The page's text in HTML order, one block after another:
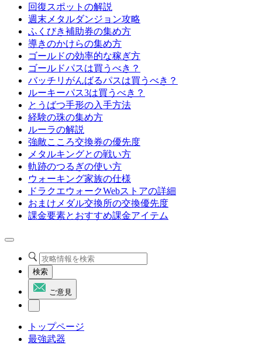
回復スポットの解説
週末メタルダンジョン攻略
ふくびき補助券の集め方
導きのかけらの集め方
ゴールドの効率的な稼ぎ方
ゴールドパスは買うべき？
バッチリがんばるパスは買うべき？
ルーキーパス3は買うべき？
とうばつ手形の入手方法
経験の珠の集め方
ルーラの解説
強敵こころ交換券の優先度
メタルキングとの戦い方
軌跡のつるぎの使い方
ウォーキング家族の仕様
ドラクエウォークWebストアの詳細
おまけメダル交換所の交換優先度
課金要素とおすすめ課金アイテム
検索
ご意見
トップページ
最強武器